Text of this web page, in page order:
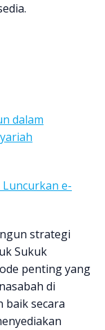
dalam
e-
strategi
Sukuk
penting yang
di
baik secara